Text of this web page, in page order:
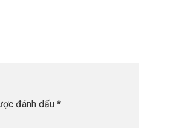
đánh dấu *